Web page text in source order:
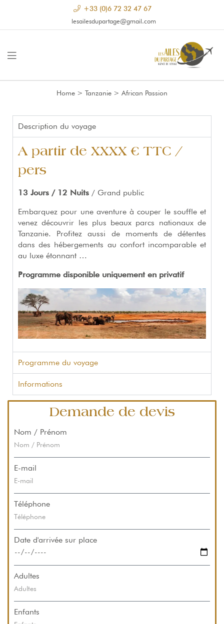
+33 (0)6 72 32 47 67
lesailesdupartage@gmail.com
Home > Tanzanie > African Passion
Description du voyage
A partir de XXXX € TTC /
pers
13 Jours / 12 Nuits / Grand public
Embarquez pour une aventure à couper le souffle et
venez découvrir les plus beaux parcs nationaux de
Tanzanie. Profitez aussi de moments de détentes
dans des hébergements au confort incomparable et
au luxe étonnant …
Programme disponible uniquement en privatif
Programme du voyage
Informations
Demande de devis
Nom / Prénom
E-mail
Téléphone
Date d'arrivée sur place
Adultes
Enfants